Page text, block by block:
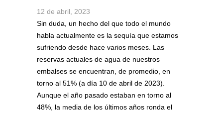
12 de abril, 2023
Sin duda, un hecho del que todo el mundo
habla actualmente es la sequía que estamos
sufriendo desde hace varios meses. Las
reservas actuales de agua de nuestros
embalses se encuentran, de promedio, en
torno al 51% (a día 10 de abril de 2023).
Aunque el año pasado estaban en torno al
48%, la media de los últimos años ronda el